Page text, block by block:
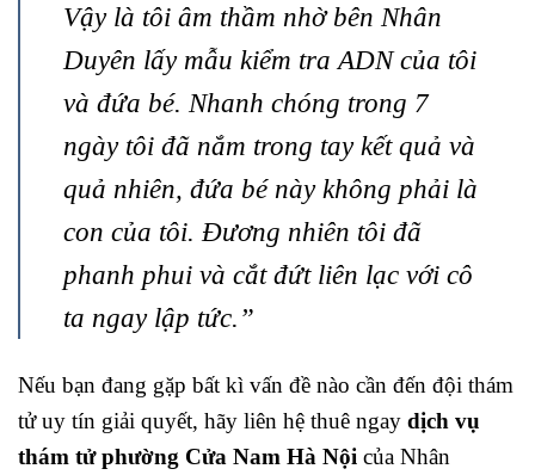
Vậy là tôi âm thầm nhờ bên Nhân
Duyên lấy mẫu kiểm tra ADN của tôi
và đứa bé. Nhanh chóng trong 7
ngày tôi đã nắm trong tay kết quả và
quả nhiên, đứa bé này không phải là
con của tôi. Đương nhiên tôi đã
phanh phui và cắt đứt liên lạc với cô
ta ngay lập tức.”
Nếu bạn đang gặp bất kì vấn đề nào cần đến đội thám
tử uy tín giải quyết, hãy liên hệ thuê ngay dịch vụ
thám tử phường Cửa Nam Hà Nội của Nhân